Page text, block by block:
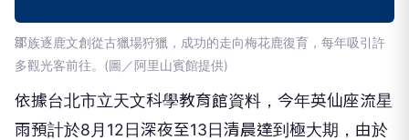
鄒族逐鹿文創從古獵場狩獵，成功的走向梅花鹿復育，每年吸引許
多觀光客前往。(圖／阿里山賓館提供)
依據台北市立天文科學教育館資料，今年英仙座流星
雨預計於8月12日深夜至13日清晨達到極大期，由於